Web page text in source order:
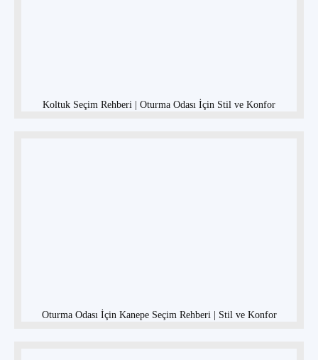
Koltuk Seçim Rehberi | Oturma Odası İçin Stil ve Konfor
Oturma Odası İçin Kanepe Seçim Rehberi | Stil ve Konfor